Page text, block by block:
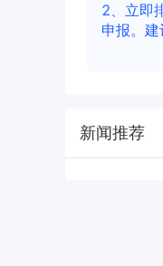
2、立即
申报。
新闻推荐